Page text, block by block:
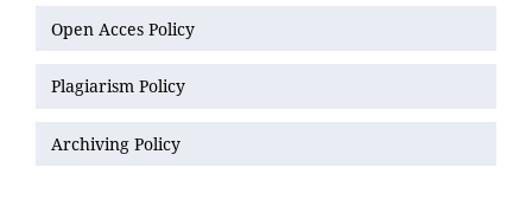
Open Acces Policy
Plagiarism Policy
Archiving Policy